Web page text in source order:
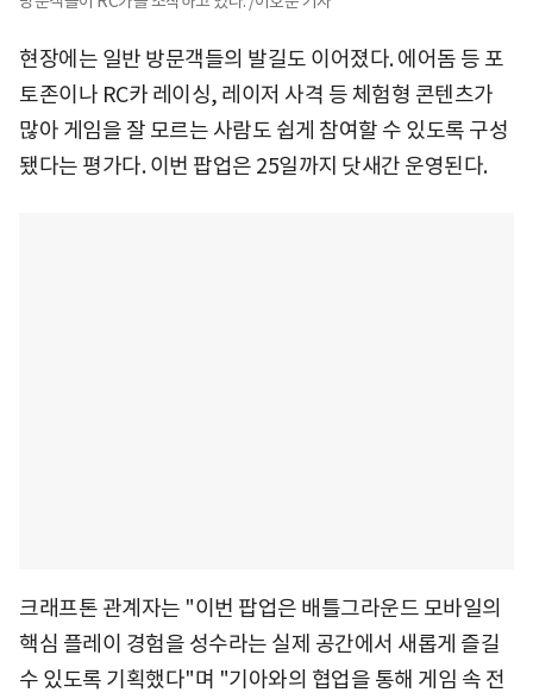
현장에는 일반 방문객들의 발길도 이어졌다. 에어돔 등 포
토존이나 RC카 레이싱, 레이저 사격 등 체험형 콘텐츠가
많아 게임을 잘 모르는 사람도 쉽게 참여할 수 있도록 구성
됐다는 평가다. 이번 팝업은 25일까지 닷새간 운영된다.
크래프톤 관계자는 "이번 팝업은 배틀그라운드 모바일의
핵심 플레이 경험을 성수라는 실제 공간에서 새롭게 즐길
수 있도록 기획했다"며 "기아와의 협업을 통해 게임 속 전